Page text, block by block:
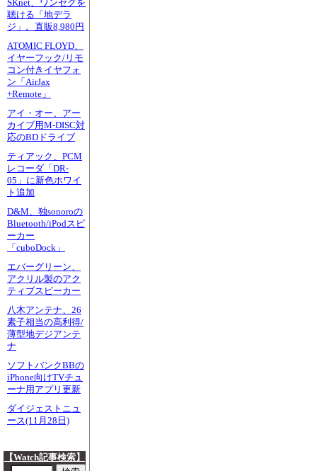
SKnet、ワンセグを
聴ける「地デラ
ジ」。直販8,980円
ATOMIC FLOYD、
イヤーフック/リモ
コン付きイヤフォ
ン「AirJax
+Remote」
アイ・オー、アー
カイブ用M-DISC対
応のBDドライブ
ティアック、PCM
レコーダ「DR-
05」に新色ホワイ
ト追加
D&M、独sonoroの
Bluetooth/iPodスピ
ーカー
「cuboDock」
エバーグリーン、
アクリル製のアク
ティブスピーカー
八木アンテナ、26
素子相当の高利得/
薄型地デジアンテ
ナ
ソフトバンクBBの
iPhone向けTVチュ
ーナ用アプリ更新
ダイジェストニュ
ース(11月28日)
【Watch記事検索】